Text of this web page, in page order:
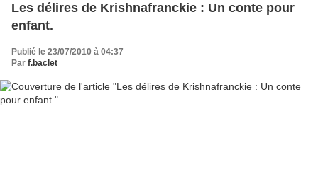
Les délires de Krishnafranckie : Un conte pour
enfant.
Publié le 23/07/2010 à 04:37
Par f.baclet